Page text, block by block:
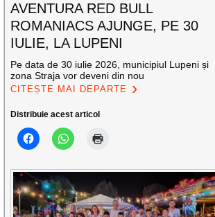
AVENTURA RED BULL
ROMANIACS AJUNGE, PE 30
IULIE, LA LUPENI
Pe data de 30 iulie 2026, municipiul Lupeni și
zona Straja vor deveni din nou
CITEȘTE MAI DEPARTE
Distribuie acest articol